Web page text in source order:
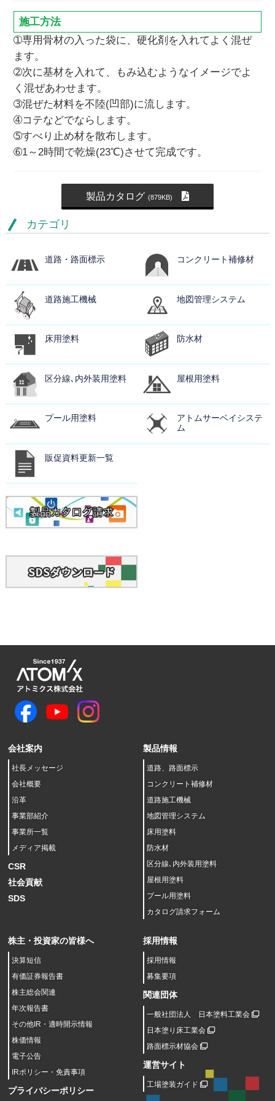
カテゴリ
道路・路面標示 コンクリート補修材
道路施工機械 地図管理システム
床用塗料 防水材
区分線､内外装用塗料 屋根用塗料
プール用塗料
アトムサーベイシステ
ム
販促資料更新一覧
施工方法
➀専用骨材の入った袋に、硬化剤を入れてよく混ぜ
ます。
➁次に基材を入れて、もみ込むようなイメージでよ
く混ぜあわせます。
➂混ぜた材料を不陸(凹部)に流します。
➃コテなどでならします。
➄すべり止め材を散布します。
➅1～2時間で乾燥(23℃)させて完成です。
製品カタログ (879KB)
会社案内
社長メッセージ
会社概要
沿革
事業部紹介
事業所一覧
メディア掲載
CSR
社会貢献
SDS
製品情報
道路、路面標示
コンクリート補修材
道路施工機械
地図管理システム
床用塗料
防水材
区分線､内外装用塗料
屋根用塗料
プール用塗料
カタログ請求フォーム
株主・投資家の皆様へ
決算短信
有価証券報告書
株主総会関連
年次報告書
その他IR・適時開示情報
株価情報
電子公告
IRポリシー・免責事項
プライバシーポリシー
採用情報
採用情報
募集要項
関連団体
一般社団法人 日本塗料工業会
日本塗り床工業会
路面標示材協会
運営サイト
工場塗装ガイド